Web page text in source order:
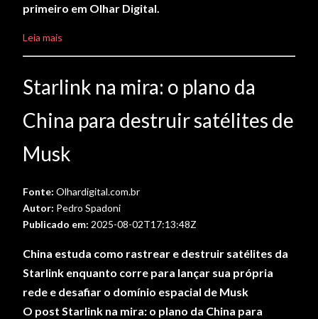
primeiro em Olhar Digital.
Leia mais
Starlink na mira: o plano da
China para destruir satélites de
Musk
Fonte: Olhardigital.com.br
Autor: Pedro Spadoni
Publicado em: 2025-08-02T17:13:48Z
China estuda como rastrear e destruir satélites da
Starlink enquanto corre para lançar sua própria
rede e desafiar o domínio espacial de Musk
O post Starlink na mira: o plano da China para